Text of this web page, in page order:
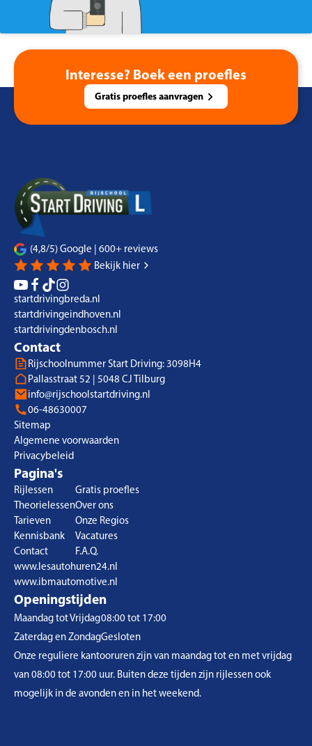
Interesse? Boek een proefles
Gratis proefles aanvragen
(4,8/5) Google | 600+ reviews
Bekijk hier
startdrivingbreda.nl
startdrivingeindhoven.nl
startdrivingdenbosch.nl
Contact
Rijschoolnummer Start Driving: 3098H4
Pallasstraat 52 | 5048 CJ Tilburg
info@rijschoolstartdriving.nl
06-48630007
Sitemap
Algemene voorwaarden
Privacybeleid
Pagina's
Rijlessen
Theorielessen
Tarieven
Kennisbank
Contact
Gratis proefles
Over ons
Onze Regios
Vacatures
F.A.Q.
www.lesautohuren24.nl
www.ibmautomotive.nl
Openingstijden
Maandag tot Vrijdag
Zaterdag en Zondag
08:00 tot 17:00
Gesloten
Onze reguliere kantooruren zijn van maandag tot en met vrijdag
van 08:00 tot 17:00 uur. Buiten deze tijden zijn rijlessen ook
mogelijk in de avonden en in het weekend.